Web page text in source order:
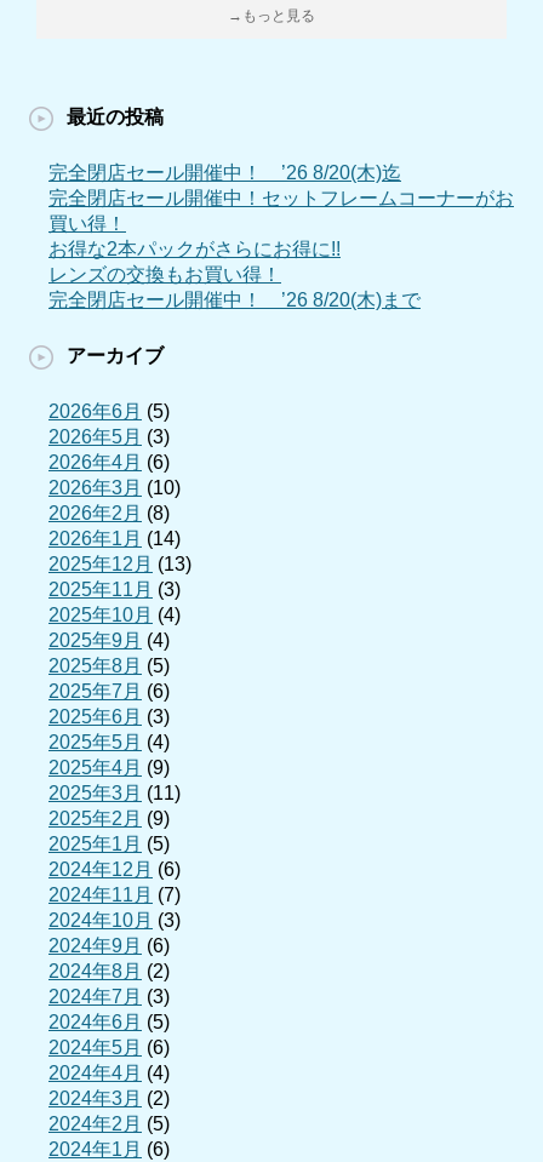
→もっと見る
最近の投稿
完全閉店セール開催中！ ’26 8/20(木)迄
完全閉店セール開催中！セットフレームコーナーがお
買い得！
お得な2本パックがさらにお得に!!
レンズの交換もお買い得！
完全閉店セール開催中！ ’26 8/20(木)まで
アーカイブ
2026年6月 (5)
2026年5月 (3)
2026年4月 (6)
2026年3月 (10)
2026年2月 (8)
2026年1月 (14)
2025年12月 (13)
2025年11月 (3)
2025年10月 (4)
2025年9月 (4)
2025年8月 (5)
2025年7月 (6)
2025年6月 (3)
2025年5月 (4)
2025年4月 (9)
2025年3月 (11)
2025年2月 (9)
2025年1月 (5)
2024年12月 (6)
2024年11月 (7)
2024年10月 (3)
2024年9月 (6)
2024年8月 (2)
2024年7月 (3)
2024年6月 (5)
2024年5月 (6)
2024年4月 (4)
2024年3月 (2)
2024年2月 (5)
2024年1月 (6)